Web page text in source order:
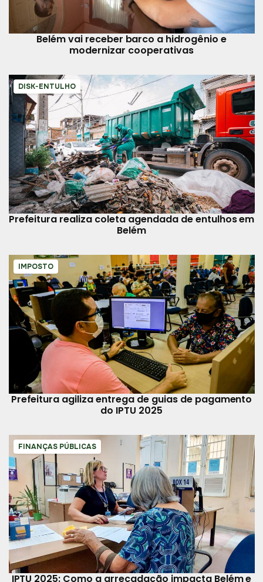
Belém vai receber barco a hidrogênio e
modernizar cooperativas
DISK-ENTULHO
Prefeitura realiza coleta agendada de entulhos em
Belém
IMPOSTO
Prefeitura agiliza entrega de guias de pagamento
do IPTU 2025
FINANÇAS PÚBLICAS
IPTU 2025: Como a arrecadação impacta Belém e